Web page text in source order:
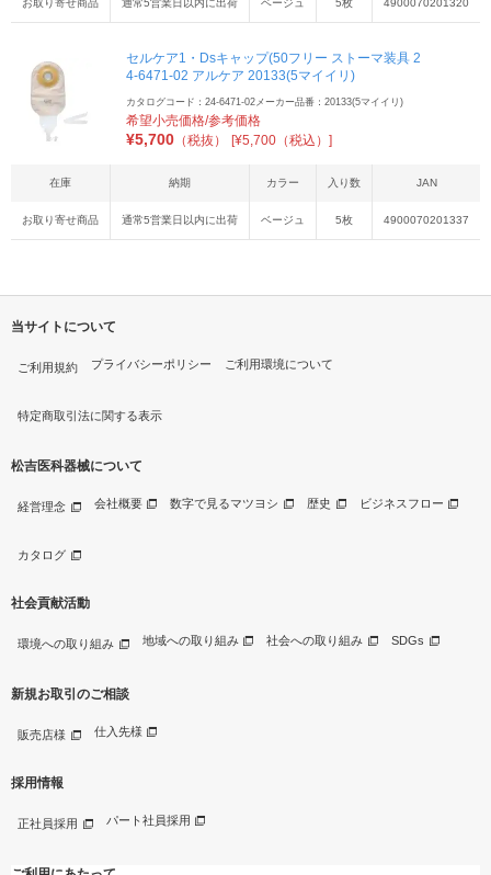
お取り寄せ商品 通常5営業日以内に出荷 ベージュ 5枚 4900070201320
セルケア1・Dsキャップ(50フリー ストーマ装具 2
4-6471-02 アルケア 20133(5マイイリ)
カタログコード：24-6471-02メーカー品番：20133(5マイイリ)
希望小売価格/参考価格
¥5,700 （税抜） [¥5,700（税込）]
在庫 納期 カラー 入り数 JAN
お取り寄せ商品 通常5営業日以内に出荷 ベージュ 5枚 4900070201337
当サイトについて
ご利用規約 プライバシーポリシー ご利用環境について
特定商取引法に関する表示
松吉医科器械について
経営理念 会社概要 数字で見るマツヨシ 歴史 ビジネスフロー
カタログ
社会貢献活動
環境への取り組み 地域への取り組み 社会への取り組み SDGs
新規お取引のご相談
販売店様 仕入先様
採用情報
正社員採用 パート社員採用